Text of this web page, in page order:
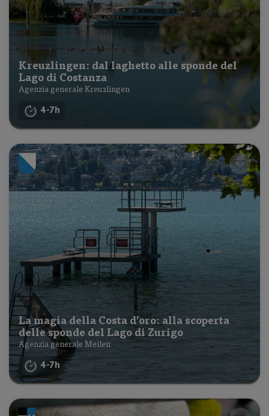
Kreuzlingen: dal laghetto alle sponde del
Lago di Costanza
Agenzia generale Kreuzlingen
4-7h
La magia della Costa d’oro: alla scoperta
delle sponde del Lago di Zurigo
Agenzia generale Meilen
4-7h